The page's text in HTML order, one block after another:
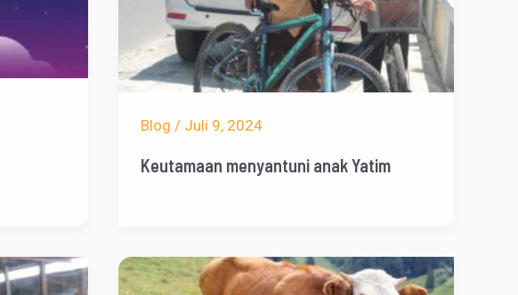
Blog / Juli 9, 2024
Keutamaan menyantuni anak Yatim